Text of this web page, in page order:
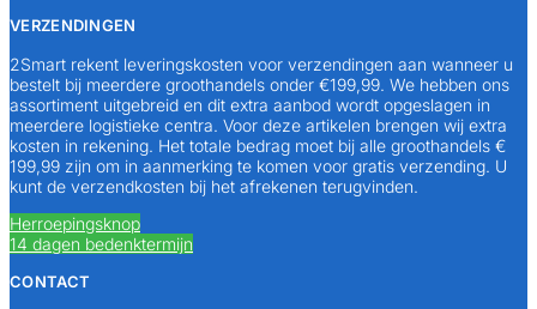
VERZENDINGEN
2Smart rekent leveringskosten voor verzendingen aan wanneer u
bestelt bij meerdere groothandels onder €199,99. We hebben ons
assortiment uitgebreid en dit extra aanbod wordt opgeslagen in
meerdere logistieke centra. Voor deze artikelen brengen wij extra
kosten in rekening. Het totale bedrag moet bij alle groothandels €
199,99 zijn om in aanmerking te komen voor gratis verzending. U
kunt de verzendkosten bij het afrekenen terugvinden.
Herroepingsknop
14 dagen bedenktermijn
CONTACT